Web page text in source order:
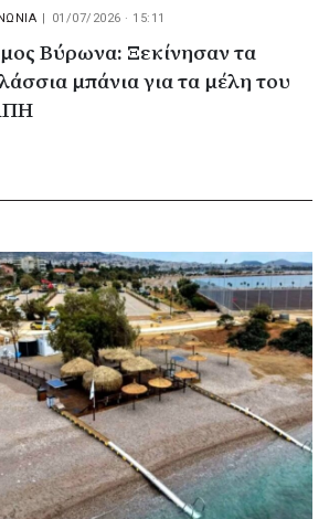
| 01/07/2026 · 15:11
Βύρωνα: Ξεκίνησαν τα
μπάνια για τα μέλη του